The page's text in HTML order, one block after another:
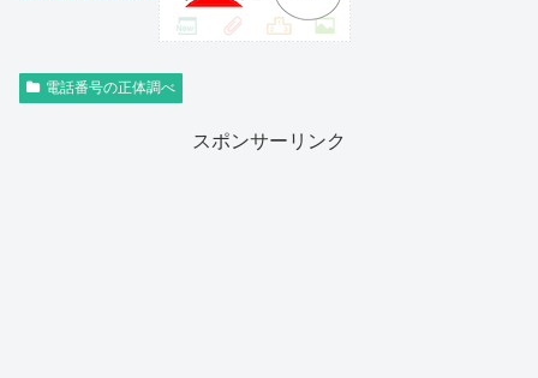
電話番号の正体調べ
スポンサーリンク